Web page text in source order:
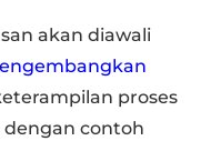
akan diawali
proses
contoh